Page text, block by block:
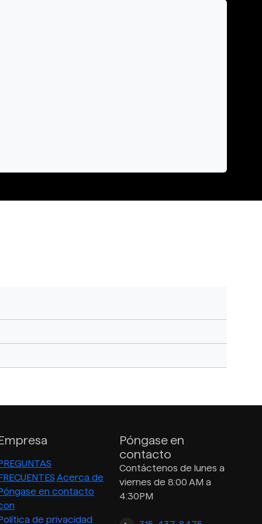
Acerca de
en contacto
de privacidad
Póngase en
contacto
Contáctenos de lunes a
viernes de 8:00 AM a
4:30PM